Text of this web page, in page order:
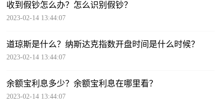
收到假钞怎么办？怎么识别假钞？
2023-02-14 13:44:07
道琼斯是什么？纳斯达克指数开盘时间是什么时候？
2023-02-14 13:44:07
余额宝利息多少？余额宝利息在哪里看？
2023-02-14 13:44:07